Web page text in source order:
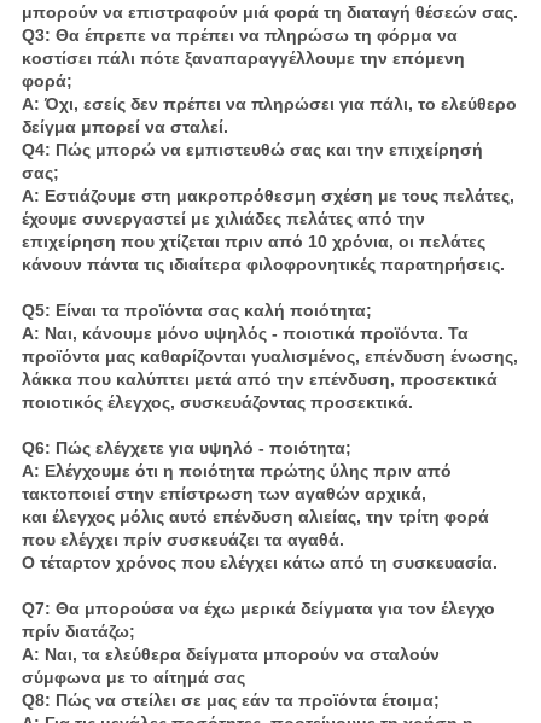
μπορούν να επιστραφούν μιά φορά τη διαταγή θέσεών σας.
Q3: Θα έπρεπε να πρέπει να πληρώσω τη φόρμα να
κοστίσει πάλι πότε ξαναπαραγγέλλουμε την επόμενη
φορά;
Α: Όχι, εσείς δεν πρέπει να πληρώσει για πάλι, το ελεύθερο
δείγμα μπορεί να σταλεί.
Q4: Πώς μπορώ να εμπιστευθώ σας και την επιχείρησή
σας;
Α: Εστιάζουμε στη μακροπρόθεσμη σχέση με τους πελάτες,
έχουμε συνεργαστεί με χιλιάδες πελάτες από την
επιχείρηση που χτίζεται πριν από 10 χρόνια, οι πελάτες
κάνουν πάντα τις ιδιαίτερα φιλοφρονητικές παρατηρήσεις.
Q5: Είναι τα προϊόντα σας καλή ποιότητα;
Α: Ναι, κάνουμε μόνο υψηλός - ποιοτικά προϊόντα. Τα
προϊόντα μας καθαρίζονται γυαλισμένος, επένδυση ένωσης,
λάκκα που καλύπτει μετά από την επένδυση, προσεκτικά
ποιοτικός έλεγχος, συσκευάζοντας προσεκτικά.
Q6: Πώς ελέγχετε για υψηλό - ποιότητα;
Α: Ελέγχουμε ότι η ποιότητα πρώτης ύλης πριν από
τακτοποιεί στην επίστρωση των αγαθών αρχικά,
και έλεγχος μόλις αυτό επένδυση αλιείας, την τρίτη φορά
που ελέγχει πρίν συσκευάζει τα αγαθά.
Ο τέταρτον χρόνος που ελέγχει κάτω από τη συσκευασία.
Q7: Θα μπορούσα να έχω μερικά δείγματα για τον έλεγχο
πρίν διατάζω;
Α: Ναι, τα ελεύθερα δείγματα μπορούν να σταλούν
σύμφωνα με το αίτημά σας
Q8: Πώς να στείλει σε μας εάν τα προϊόντα έτοιμα;